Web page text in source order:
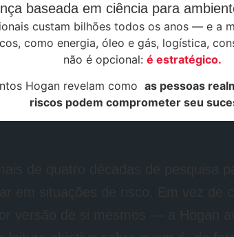
baseada em ciência para
custam bilhões todos os anos — e a
como energia, óleo e gás, logística,
não é opcional: é estratégico.
Hogan revelam como as pessoas
riscos podem comprometer seu